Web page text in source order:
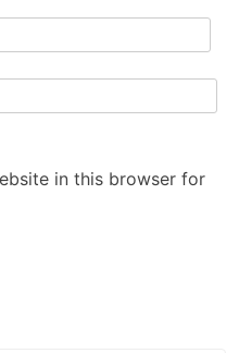
in this browser for